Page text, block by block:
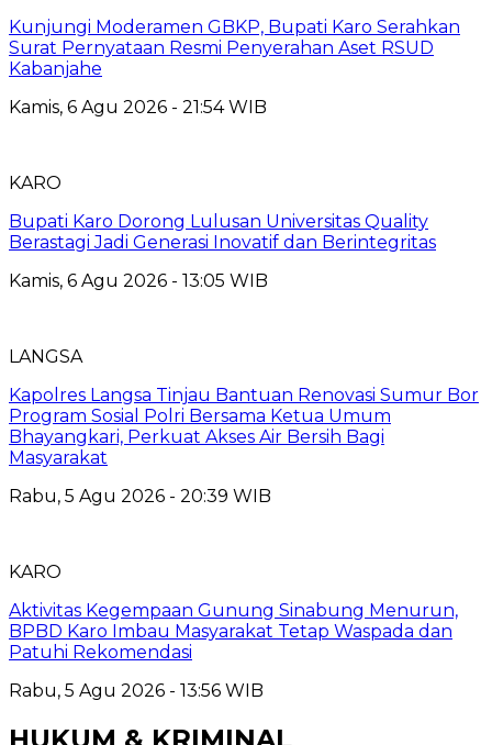
Kunjungi Moderamen GBKP, Bupati Karo Serahkan
Surat Pernyataan Resmi Penyerahan Aset RSUD
Kabanjahe
Kamis, 6 Agu 2026 - 21:54 WIB
KARO
Bupati Karo Dorong Lulusan Universitas Quality
Berastagi Jadi Generasi Inovatif dan Berintegritas
Kamis, 6 Agu 2026 - 13:05 WIB
LANGSA
Kapolres Langsa Tinjau Bantuan Renovasi Sumur Bor
Program Sosial Polri Bersama Ketua Umum
Bhayangkari, Perkuat Akses Air Bersih Bagi
Masyarakat
Rabu, 5 Agu 2026 - 20:39 WIB
KARO
Aktivitas Kegempaan Gunung Sinabung Menurun,
BPBD Karo Imbau Masyarakat Tetap Waspada dan
Patuhi Rekomendasi
Rabu, 5 Agu 2026 - 13:56 WIB